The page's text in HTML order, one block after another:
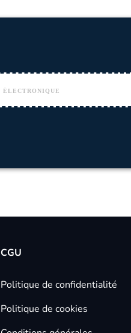
CGU
Politique de confidentialité
Politique de cookies